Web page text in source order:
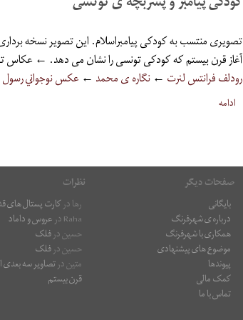
تصویری منتسب به کودکی پیامبراسلام. این تصویر نسخه
آغاز قرن بیستم که کودکی تونسی را نشان می دهد. ← عکاس
رودلف فرانتس لنرت ←نگاره ی محمد ←عکس نوجواني
ادامه
صفحات دیگر
بایگانی
درباره ی شهرفرنگ
همکاری با شهرفرنگ
موضوع های پیشنهادی
پیوندها
کمک مالی
تماس با ما
نظرات
رهادرکارت پستال های
Rahaدرعروس و داماد
حسیندرفلک
حسیندرفلک
متیندرتصاویر سه بعدی
قرن بیستم